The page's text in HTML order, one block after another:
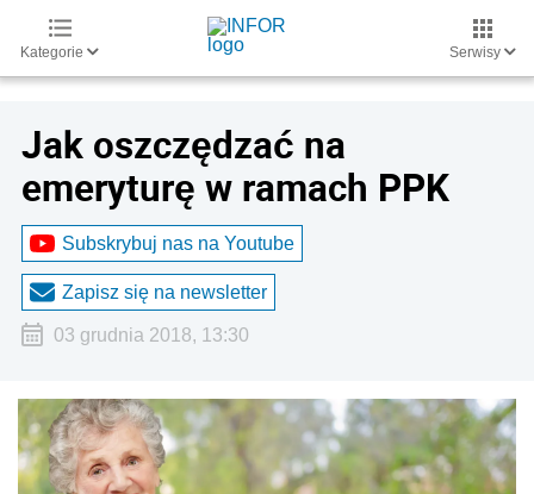
Kategorie Serwisy
Jak oszczędzać na
emeryturę w ramach PPK
Subskrybuj nas na Youtube
Zapisz się na newsletter
03 grudnia 2018, 13:30